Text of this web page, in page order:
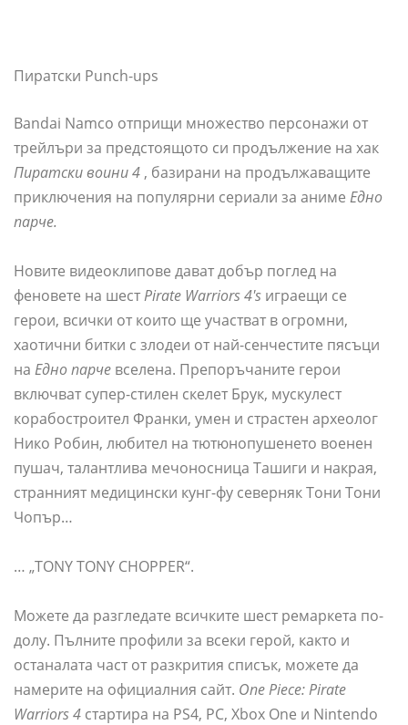
Пиратски Punch-ups
Bandai Namco отприщи множество персонажи от
трейлъри за предстоящото си продължение на хак
Пиратски воини 4 , базирани на продължаващите
приключения на популярни сериали за аниме Едно
парче.
Новите видеоклипове дават добър поглед на
феновете на шестPirate Warriors 4's играещи се
герои, всички от които ще участват в огромни,
хаотични битки с злодеи от най-сенчестите пясъци
на Едно парче вселена. Препоръчаните герои
включват супер-стилен скелет Брук, мускулест
корабостроител Франки, умен и страстен археолог
Нико Робин, любител на тютюнопушенето военен
пушач, талантлива мечоносница Ташиги и накрая,
странният медицински кунг-фу северняк Тони Тони
Чопър…
… „TONY TONY CHOPPER“.
Можете да разгледате всичките шест ремаркета по-
долу. Пълните профили за всеки герой, както и
останалата част от разкрития списък, можете да
намерите на официалния сайт. One Piece: Pirate
Warriors 4 стартира на PS4, PC, Xbox One и Nintendo